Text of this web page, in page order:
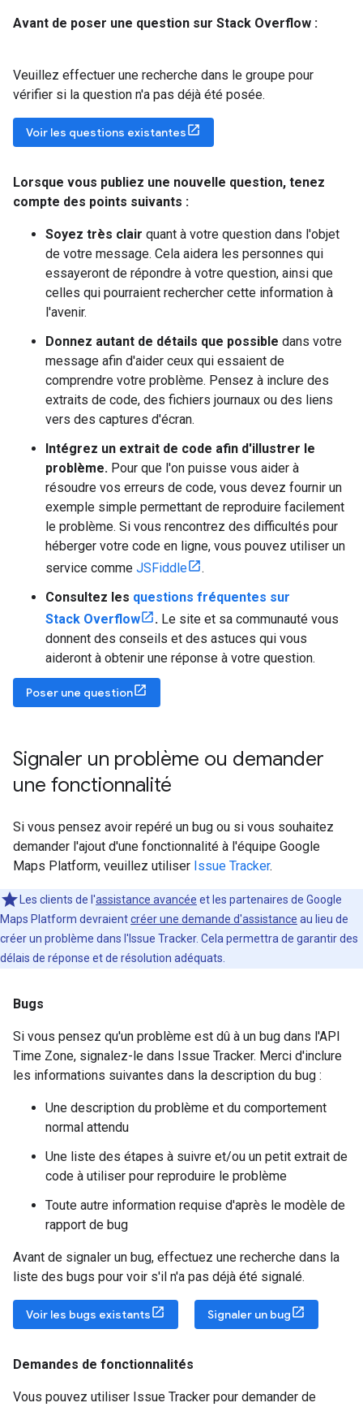
Avant de poser une question sur Stack Overflow :
Veuillez effectuer une recherche dans le groupe pour
vérifier si la question n'a pas déjà été posée.
Voir les questions existantes
Lorsque vous publiez une nouvelle question, tenez
compte des points suivants :
Soyez très clair quant à votre question dans l'objet
de votre message. Cela aidera les personnes qui
essayeront de répondre à votre question, ainsi que
celles qui pourraient rechercher cette information à
l'avenir.
Donnez autant de détails que possible dans votre
message afin d'aider ceux qui essaient de
comprendre votre problème. Pensez à inclure des
extraits de code, des fichiers journaux ou des liens
vers des captures d'écran.
Intégrez un extrait de code afin d'illustrer le
problème. Pour que l'on puisse vous aider à
résoudre vos erreurs de code, vous devez fournir un
exemple simple permettant de reproduire facilement
le problème. Si vous rencontrez des difficultés pour
héberger votre code en ligne, vous pouvez utiliser un
service comme JSFiddle
.
Consultez les questions fréquentes sur
Stack Overflow
. Le site et sa communauté vous
donnent des conseils et des astuces qui vous
aideront à obtenir une réponse à votre question.
Poser une question
Signaler un problème ou demander
une fonctionnalité
Si vous pensez avoir repéré un bug ou si vous souhaitez
demander l'ajout d'une fonctionnalité à l'équipe Google
Maps Platform, veuillez utiliser Issue Tracker.
Les clients de l'assistance avancée et les partenaires de Google
Maps Platform devraientcréer une demande d'assistance au lieu de
créer un problème dans l'Issue Tracker. Cela permettra de garantir des
délais de réponse et de résolution adéquats.
Bugs
Si vous pensez qu'un problème est dû à un bug dans l'API
Time Zone, signalez-le dans Issue Tracker. Merci d'inclure
les informations suivantes dans la description du bug :
Une description du problème et du comportement
normal attendu
Une liste des étapes à suivre et/ou un petit extrait de
code à utiliser pour reproduire le problème
Toute autre information requise d'après le modèle de
rapport de bug
Avant de signaler un bug, effectuez une recherche dans la
liste des bugs pour voir s'il n'a pas déjà été signalé.
Voir les bugs existants Signaler un bug
Demandes de fonctionnalités
Vous pouvez utiliser Issue Tracker pour demander de